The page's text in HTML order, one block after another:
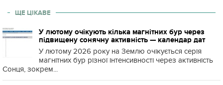
ЩЕ ЦІКАВЕ
У лютому очікують кілька магнітних бур через
підвищену сонячну активність — календар дат
У лютому 2026 року на Землю очікується серія
магнітних бур різної інтенсивності через активність
Сонця, зокрем...